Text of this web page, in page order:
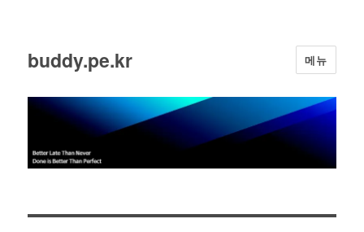
buddy.pe.kr 메뉴